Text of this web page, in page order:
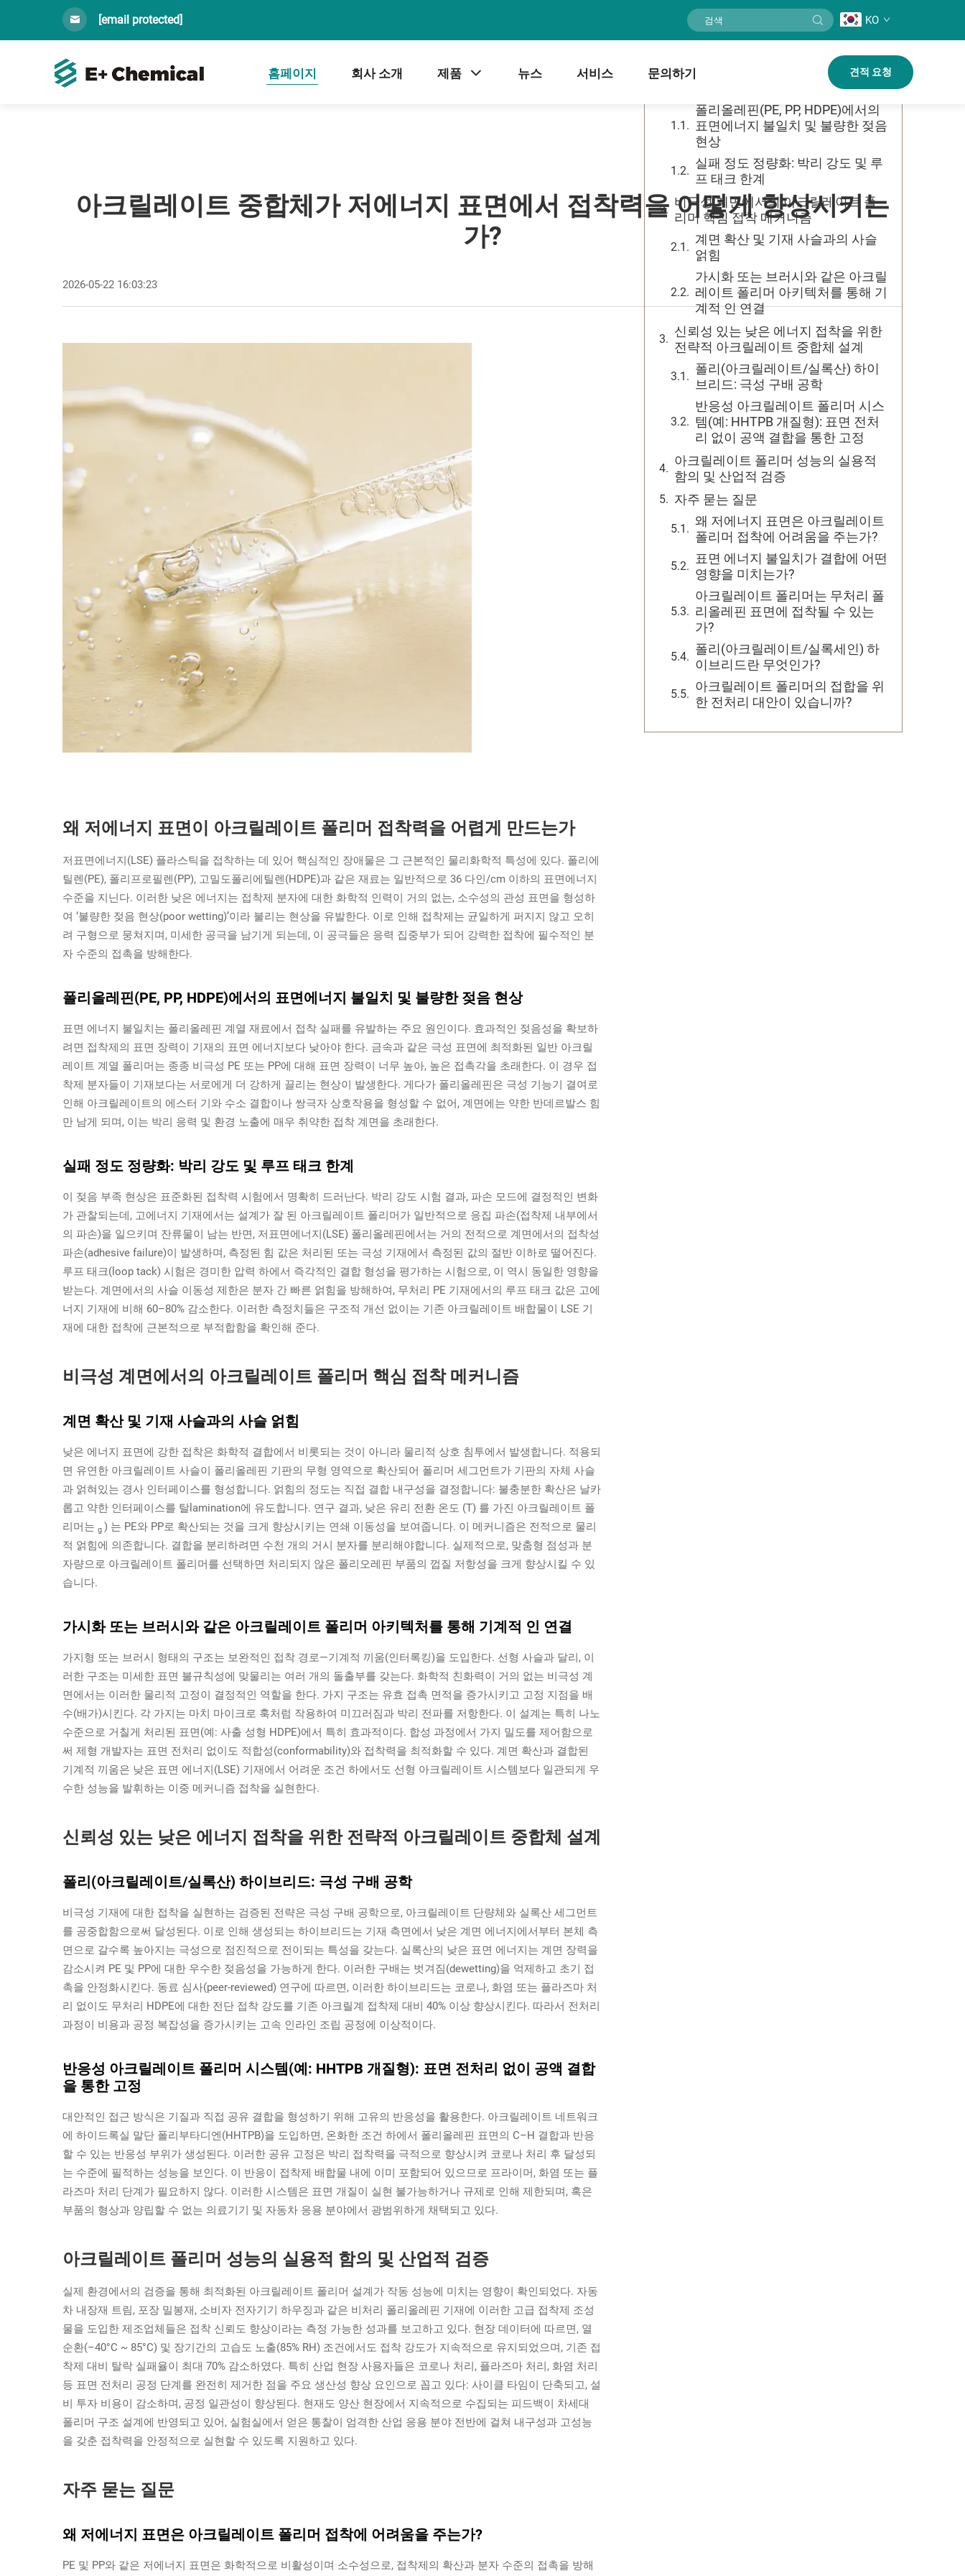
[email protected] KO
홈페이지 회사 소개 제품 뉴스 서비스 문의하기 견적 요청
아크릴레이트 중합체가 저에너지 표면에서 접착력을 어떻게 향상시키는
가?
2026-05-22 16:03:23
왜 저에너지 표면이 아크릴레이트 폴리머 접착력을 어렵게 만드는가
저표면에너지(LSE) 플라스틱을 접착하는 데 있어 핵심적인 장애물은 그 근본적인 물리화학적 특성에 있다. 폴리에
틸렌(PE), 폴리프로필렌(PP), 고밀도폴리에틸렌(HDPE)과 같은 재료는 일반적으로 36 다인/cm 이하의 표면에너지
수준을 지닌다. 이러한 낮은 에너지는 접착제 분자에 대한 화학적 인력이 거의 없는, 소수성의 관성 표면을 형성하
여 ‘불량한 젖음 현상(poor wetting)’이라 불리는 현상을 유발한다. 이로 인해 접착제는 균일하게 퍼지지 않고 오히
려 구형으로 뭉쳐지며, 미세한 공극을 남기게 되는데, 이 공극들은 응력 집중부가 되어 강력한 접착에 필수적인 분
자 수준의 접촉을 방해한다.
폴리올레핀(PE, PP, HDPE)에서의 표면에너지 불일치 및 불량한 젖음 현상
표면 에너지 불일치는 폴리올레핀 계열 재료에서 접착 실패를 유발하는 주요 원인이다. 효과적인 젖음성을 확보하
려면 접착제의 표면 장력이 기재의 표면 에너지보다 낮아야 한다. 금속과 같은 극성 표면에 최적화된 일반 아크릴
레이트 계열 폴리머는 종종 비극성 PE 또는 PP에 대해 표면 장력이 너무 높아, 높은 접촉각을 초래한다. 이 경우 접
착제 분자들이 기재보다는 서로에게 더 강하게 끌리는 현상이 발생한다. 게다가 폴리올레핀은 극성 기능기 결여로
인해 아크릴레이트의 에스터 기와 수소 결합이나 쌍극자 상호작용을 형성할 수 없어, 계면에는 약한 반데르발스 힘
만 남게 되며, 이는 박리 응력 및 환경 노출에 매우 취약한 접착 계면을 초래한다.
실패 정도 정량화: 박리 강도 및 루프 태크 한계
이 젖음 부족 현상은 표준화된 접착력 시험에서 명확히 드러난다. 박리 강도 시험 결과, 파손 모드에 결정적인 변화
가 관찰되는데, 고에너지 기재에서는 설계가 잘 된 아크릴레이트 폴리머가 일반적으로 응집 파손(접착제 내부에서
의 파손)을 일으키며 잔류물이 남는 반면, 저표면에너지(LSE) 폴리올레핀에서는 거의 전적으로 계면에서의 접착성
파손(adhesive failure)이 발생하며, 측정된 힘 값은 처리된 또는 극성 기재에서 측정된 값의 절반 이하로 떨어진다.
루프 태크(loop tack) 시험은 경미한 압력 하에서 즉각적인 결합 형성을 평가하는 시험으로, 이 역시 동일한 영향을
받는다. 계면에서의 사슬 이동성 제한은 분자 간 빠른 얽힘을 방해하여, 무처리 PE 기재에서의 루프 태크 값은 고에
너지 기재에 비해 60–80% 감소한다. 이러한 측정치들은 구조적 개선 없이는 기존 아크릴레이트 배합물이 LSE 기
재에 대한 접착에 근본적으로 부적합함을 확인해 준다.
비극성 계면에서의 아크릴레이트 폴리머 핵심 접착 메커니즘
계면 확산 및 기재 사슬과의 사슬 얽힘
낮은 에너지 표면에 강한 접착은 화학적 결합에서 비롯되는 것이 아니라 물리적 상호 침투에서 발생합니다. 적용되
면 유연한 아크릴레이트 사슬이 폴리올레핀 기판의 무형 영역으로 확산되어 폴리머 세그먼트가 기판의 자체 사슬
과 얽혀있는 경사 인터페이스를 형성합니다. 얽힘의 정도는 직접 결합 내구성을 결정합니다: 불충분한 확산은 날카
롭고 약한 인터페이스를 탈lamination에 유도합니다. 연구 결과, 낮은 유리 전환 온도 (T) 를 가진 아크릴레이트 폴
리머는 g ) 는 PE와 PP로 확산되는 것을 크게 향상시키는 연쇄 이동성을 보여줍니다. 이 메커니즘은 전적으로 물리
적 얽힘에 의존합니다. 결합을 분리하려면 수천 개의 거시 분자를 분리해야합니다. 실제적으로, 맞춤형 점성과 분
자량으로 아크릴레이트 폴리머를 선택하면 처리되지 않은 폴리오레핀 부품의 껍질 저항성을 크게 향상시킬 수 있
습니다.
가시화 또는 브러시와 같은 아크릴레이트 폴리머 아키텍처를 통해 기계적 인 연결
가지형 또는 브러시 형태의 구조는 보완적인 접착 경로—기계적 끼움(인터록킹)을 도입한다. 선형 사슬과 달리, 이
러한 구조는 미세한 표면 불규칙성에 맞물리는 여러 개의 돌출부를 갖는다. 화학적 친화력이 거의 없는 비극성 계
면에서는 이러한 물리적 고정이 결정적인 역할을 한다. 가지 구조는 유효 접촉 면적을 증가시키고 고정 지점을 배
수(배가)시킨다. 각 가지는 마치 마이크로 훅처럼 작용하여 미끄러짐과 박리 전파를 저항한다. 이 설계는 특히 나노
수준으로 거칠게 처리된 표면(예: 사출 성형 HDPE)에서 특히 효과적이다. 합성 과정에서 가지 밀도를 제어함으로
써 제형 개발자는 표면 전처리 없이도 적합성(conformability)와 접착력을 최적화할 수 있다. 계면 확산과 결합된
기계적 끼움은 낮은 표면 에너지(LSE) 기재에서 어려운 조건 하에서도 선형 아크릴레이트 시스템보다 일관되게 우
수한 성능을 발휘하는 이중 메커니즘 접착을 실현한다.
신뢰성 있는 낮은 에너지 접착을 위한 전략적 아크릴레이트 중합체 설계
폴리(아크릴레이트/실록산) 하이브리드: 극성 구배 공학
비극성 기재에 대한 접착을 실현하는 검증된 전략은 극성 구배 공학으로, 아크릴레이트 단량체와 실록산 세그먼트
를 공중합함으로써 달성된다. 이로 인해 생성되는 하이브리드는 기재 측면에서 낮은 계면 에너지에서부터 본체 측
면으로 갈수록 높아지는 극성으로 점진적으로 전이되는 특성을 갖는다. 실록산의 낮은 표면 에너지는 계면 장력을
감소시켜 PE 및 PP에 대한 우수한 젖음성을 가능하게 한다. 이러한 구배는 벗겨짐(dewetting)을 억제하고 초기 접
촉을 안정화시킨다. 동료 심사(peer-reviewed) 연구에 따르면, 이러한 하이브리드는 코로나, 화염 또는 플라즈마 처
리 없이도 무처리 HDPE에 대한 전단 접착 강도를 기존 아크릴계 접착제 대비 40% 이상 향상시킨다. 따라서 전처리
과정이 비용과 공정 복잡성을 증가시키는 고속 인라인 조립 공정에 이상적이다.
반응성 아크릴레이트 폴리머 시스템(예: HHTPB 개질형): 표면 전처리 없이 공액 결합
을 통한 고정
대안적인 접근 방식은 기질과 직접 공유 결합을 형성하기 위해 고유의 반응성을 활용한다. 아크릴레이트 네트워크
에 하이드록실 말단 폴리부타디엔(HHTPB)을 도입하면, 온화한 조건 하에서 폴리올레핀 표면의 C–H 결합과 반응
할 수 있는 반응성 부위가 생성된다. 이러한 공유 고정은 박리 접착력을 극적으로 향상시켜 코로나 처리 후 달성되
는 수준에 필적하는 성능을 보인다. 이 반응이 접착제 배합물 내에 이미 포함되어 있으므로 프라이머, 화염 또는 플
라즈마 처리 단계가 필요하지 않다. 이러한 시스템은 표면 개질이 실현 불가능하거나 규제로 인해 제한되며, 혹은
부품의 형상과 양립할 수 없는 의료기기 및 자동차 응용 분야에서 광범위하게 채택되고 있다.
아크릴레이트 폴리머 성능의 실용적 함의 및 산업적 검증
실제 환경에서의 검증을 통해 최적화된 아크릴레이트 폴리머 설계가 작동 성능에 미치는 영향이 확인되었다. 자동
차 내장재 트림, 포장 밀봉재, 소비자 전자기기 하우징과 같은 비처리 폴리올레핀 기재에 이러한 고급 접착제 조성
물을 도입한 제조업체들은 접착 신뢰도 향상이라는 측정 가능한 성과를 보고하고 있다. 현장 데이터에 따르면, 열
순환(–40°C ~ 85°C) 및 장기간의 고습도 노출(85% RH) 조건에서도 접착 강도가 지속적으로 유지되었으며, 기존 접
착제 대비 탈락 실패율이 최대 70% 감소하였다. 특히 산업 현장 사용자들은 코로나 처리, 플라즈마 처리, 화염 처리
등 표면 전처리 공정 단계를 완전히 제거한 점을 주요 생산성 향상 요인으로 꼽고 있다: 사이클 타임이 단축되고, 설
비 투자 비용이 감소하며, 공정 일관성이 향상된다. 현재도 양산 현장에서 지속적으로 수집되는 피드백이 차세대
폴리머 구조 설계에 반영되고 있어, 실험실에서 얻은 통찰이 엄격한 산업 응용 분야 전반에 걸쳐 내구성과 고성능
을 갖춘 접착력을 안정적으로 실현할 수 있도록 지원하고 있다.
자주 묻는 질문
왜 저에너지 표면은 아크릴레이트 폴리머 접착에 어려움을 주는가?
PE 및 PP와 같은 저에너지 표면은 화학적으로 비활성이며 소수성으로, 접착제의 확산과 분자 수준의 접촉을 방해
목차
왜 저에너지 표면이 아크릴레이트 폴
리머 접착력을 어렵게 만드는가
폴리올레핀(PE, PP, HDPE)에서의
표면에너지 불일치 및 불량한 젖음
현상
실패 정도 정량화: 박리 강도 및 루
프 태크 한계
비극성 계면에서의 아크릴레이트 폴
리머 핵심 접착 메커니즘
계면 확산 및 기재 사슬과의 사슬
얽힘
가시화 또는 브러시와 같은 아크릴
레이트 폴리머 아키텍처를 통해 기
계적 인 연결
신뢰성 있는 낮은 에너지 접착을 위한
전략적 아크릴레이트 중합체 설계
폴리(아크릴레이트/실록산) 하이
브리드: 극성 구배 공학
반응성 아크릴레이트 폴리머 시스
템(예: HHTPB 개질형): 표면 전처
리 없이 공액 결합을 통한 고정
아크릴레이트 폴리머 성능의 실용적
함의 및 산업적 검증
자주 묻는 질문
왜 저에너지 표면은 아크릴레이트
폴리머 접착에 어려움을 주는가?
표면 에너지 불일치가 결합에 어떤
영향을 미치는가?
아크릴레이트 폴리머는 무처리 폴
리올레핀 표면에 접착될 수 있는
가?
폴리(아크릴레이트/실록세인) 하
이브리드란 무엇인가?
아크릴레이트 폴리머의 접합을 위
한 전처리 대안이 있습니까?